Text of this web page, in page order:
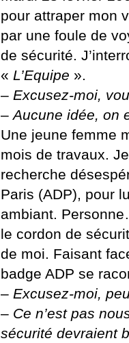
pour attraper mon
par une foule de
de sécurité.
« L’Equipe ».
– Excusez-moi,
–Aucune idée, on
Une jeune femme
mois de travaux.
recherche
Paris (ADP), pour
ambiant.
le cordon de
de moi. Faisant
badge ADP se
– Excusez-moi,
– Ce n’est pas
sécurité devraient